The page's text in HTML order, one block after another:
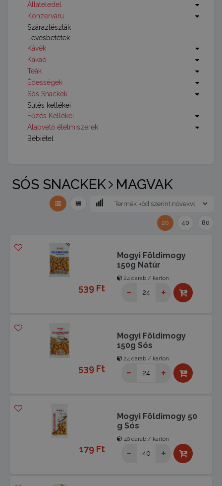
Állateledel
Konzerváru
Száraztészták
Levesbetétek
Kávék
Kakaó
Teák
Édességek
Sós Snackek
Sütés kellékei
Főzés Kellékei
Alapvető élelmiszerek
Bébiétel
SÓS SNACKEK MAGVAK
20 40 80
Mogyi Földimogy
150g Natúr
24 darab / karton
539 Ft
Mogyi Földimogy
150g Sós
24 darab / karton
539 Ft
Mogyi Földimogy 50
g Sós
40 darab / karton
179 Ft